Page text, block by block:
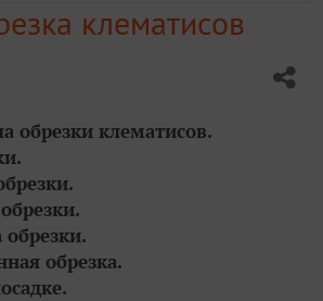
отходов от обрезки
срезов
Формировка кроны
клематисов
обрезки клематисов.
обрезка.